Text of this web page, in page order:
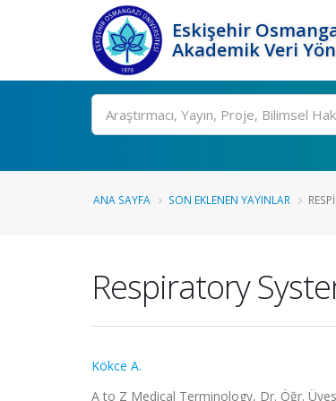
Eskişehir
Akademik Veri
Ara
ANA SAYFA SON EKLENEN YAYINLAR
Respiratory
Kökce A.
A to Z Medical Terminology, Dr. Öğr.